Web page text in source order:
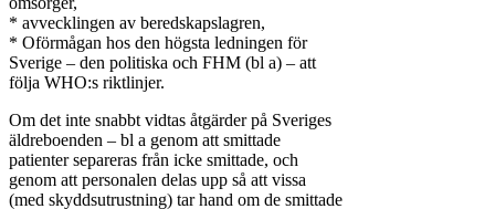
* avvecklingen av beredskapslagren,
* Oförmågan hos den högsta ledningen för
Sverige – den politiska och FHM (bl a) – att
följa WHO:s riktlinjer.
Om det inte snabbt vidtas åtgärder på Sveriges
äldreboenden – bl a genom att smittade
patienter separeras från icke smittade, och
genom att personalen delas upp så att vissa
(med skyddsutrustning) tar hand om de smittade